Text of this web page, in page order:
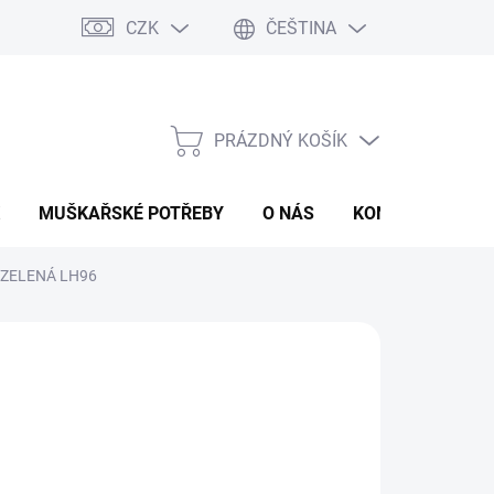
CZK ČEŠTINA
NÁKUPNÍ
PRÁZDNÝ KOŠÍK
MUŠKAŘSKÉ POTŘEBY O NÁS KONTAKTY
LH96